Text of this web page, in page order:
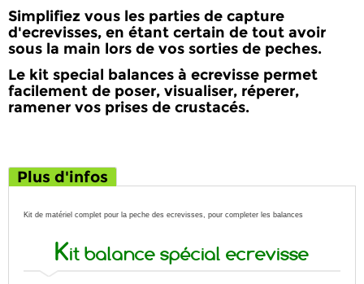
Simplifiez vous les parties de capture
d'ecrevisses, en étant certain de tout avoir
sous la main lors de vos sorties de peches.
Le kit special balances à ecrevisse permet
facilement de poser, visualiser, réperer,
ramener vos prises de crustacés.
Plus d'infos
Kit de matériel complet pour la peche des ecrevisses, pour completer les balances
Kit balance spécial ecrevisse